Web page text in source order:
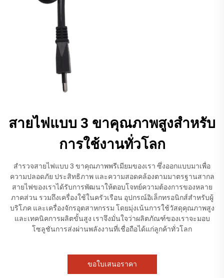
สายไฟแบบ 3 ขาคุณภาพสูงสำหรับ
การใช้งานทั่วโลก
สำรวจสายไฟแบบ 3 ขาคุณภาพพรีเมียมของเรา ซึ่งออกแบบมาเพื่อ
ความปลอดภัย ประสิทธิภาพ และความสอดคล้องตามมาตรฐานสากล
สายไฟของเราได้รับการพัฒนาให้ตอบโจทย์ความต้องการของหลาย
ภาคส่วน รวมถึงเครื่องใช้ในครัวเรือน อุปกรณ์อิเล็กทรอนิกส์สำหรับผู้
บริโภค และเครื่องจักรอุตสาหกรรม โดยมุ่งเน้นการใช้วัสดุคุณภาพสูง
และเทคนิคการผลิตขั้นสูง เราจึงมั่นใจว่าผลิตภัณฑ์ของเราจะมอบ
โซลูชันการส่งผ่านพลังงานที่เชื่อถือได้แก่ลูกค้าทั่วโลก
ขอใบเสนอราคา